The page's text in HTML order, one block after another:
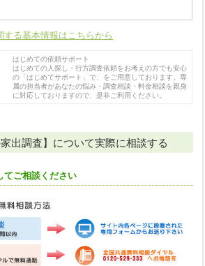
る基本情報はこちらから
はじめての依頼サポート
はじめての人探し・行方調査依頼をお考えの方でも安心
の「はじめてサポート」で、をご用意しております。専
属の担当者があなたの悩み・調査相談・料金相談を親身
に対応しておりますので、是非ご利用ください。
家出調査】について実際に相談する
てご相談ください